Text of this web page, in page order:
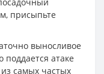
присыпьте
выносливое
атаке
самых частых